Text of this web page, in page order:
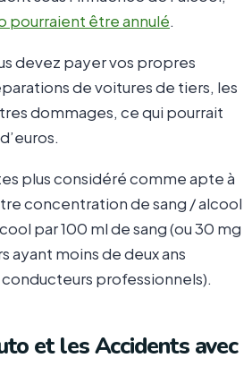
pourraient être annulé.
devez payer vos propres
de voitures de tiers, les
dommages, ce qui pourrait
plus considéré comme apte à
concentration de sang / alcool
par 100 ml de sang (ou 30 mg
ayant moins de deux ans
professionnels).
et les Accidents avec